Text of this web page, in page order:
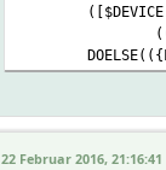
22 Februar 2016, 21:16:41